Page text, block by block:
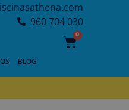
960 704 030
0
BLOG